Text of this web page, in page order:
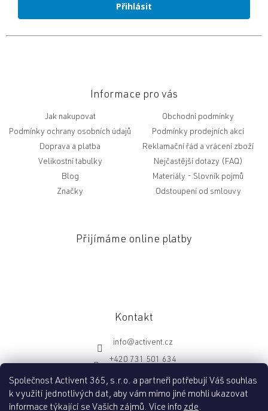
Společnost Activent 365, s.r.o. a partneři potřebují Váš souhlas
k využití jednotlivých dat, aby vám mimo jiné mohli ukazovat
informace týkající se Vašich zájmů. Více info zde.
Přihlásit
Informace pro vás
Jak nakupovat
Obchodní podmínky
Podmínky ochrany osobních údajů
Podmínky prodejních akcí
Doprava a platba
Reklamační řád a vrácení zboží
Velikostní tabulky
Nejčastější dotazy (FAQ)
Blog
Slovník pojmů
Značky
Odstoupení od smlouvy
Přijímáme online platby
Kontakt
info@activent.cz
+420 731 501 634
http://fb.com/activentcz